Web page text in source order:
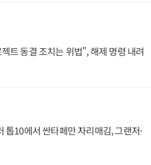
트 동결 조치는 위법", 해제 명령 내려
톱10에서 싼타페만 자리매김, 그랜저·